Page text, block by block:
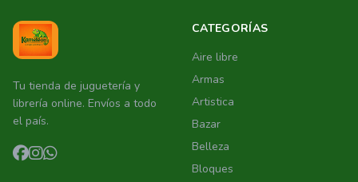
Tu tienda de juguetería y
librería online. Envíos a todo
el país.
CATEGORÍAS
Aire libre
Armas
Artistica
Bazar
Belleza
Bloques